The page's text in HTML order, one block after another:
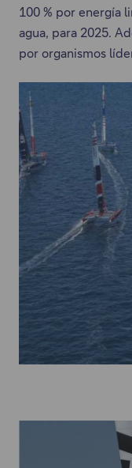
100 % por energía
agua, para 2025.
por organismos